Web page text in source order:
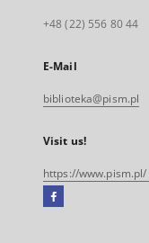
+48 (22) 556 80 44
E-Mail
biblioteka@pism.pl
Visit us!
https://www.pism.pl/
Facebook